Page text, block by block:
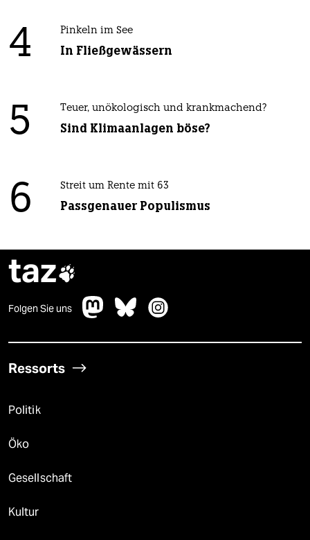
4 Pinkeln im See
In Fließgewässern
5 Teuer, unökologisch und krankmachend?
Sind Klimaanlagen böse?
6 Streit um Rente mit 63
Passgenauer Populismus
taz
Folgen Sie uns
Ressorts
Politik
Öko
Gesellschaft
Kultur